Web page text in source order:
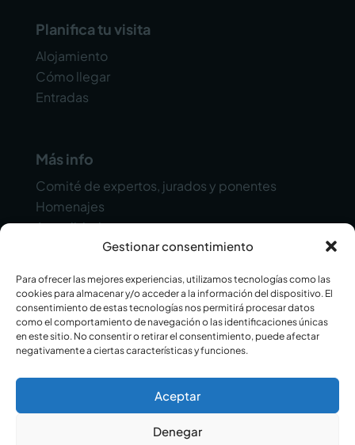
Gestionar consentimiento
Para ofrecer las mejores experiencias, utilizamos tecnologías como las
cookies para almacenar y/o acceder a la información del dispositivo. El
consentimiento de estas tecnologías nos permitirá procesar datos
como el comportamiento de navegación o las identificaciones únicas
en este sitio. No consentir o retirar el consentimiento, puede afectar
negativamente a ciertas características y funciones.
Aceptar
Denegar
Planifica tu visita
Alojamiento
Cómo llegar
Entradas
Más info
Comité de expertos, jurados y ponentes
Homenajes
Actualidad
© 2025 Alicante Gastronómica. Todos los
derechos reservados.
Política de Privacidad